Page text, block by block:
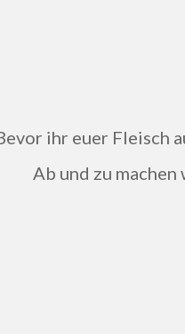
ihr euer Fleisch
Ab und zu